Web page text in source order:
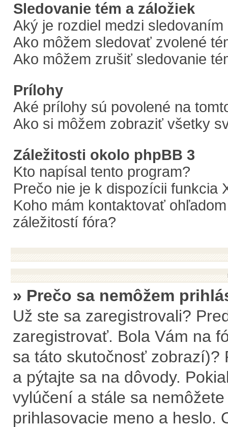
Sledovanie tém a záložiek
Aký je rozdiel medzi
Ako môžem sledovať zvolené
Ako môžem zrušiť sledovanie
Prílohy
Aké prílohy sú povolené na
Ako si môžem zobraziť všetky
Záležitosti okolo phpBB 3
Kto napísal tento program?
Prečo nie je k dispozícii funkcia
Koho mám kontaktovať
záležitostí fóra?
» Prečo sa nemôžem
Už ste sa zaregistrovali?
zaregistrovať. Bola Vám na
sa táto skutočnosť zobrazí)?
a pýtajte sa na dôvody.
vylúčení a stále sa
prihlasovacie meno a heslo.